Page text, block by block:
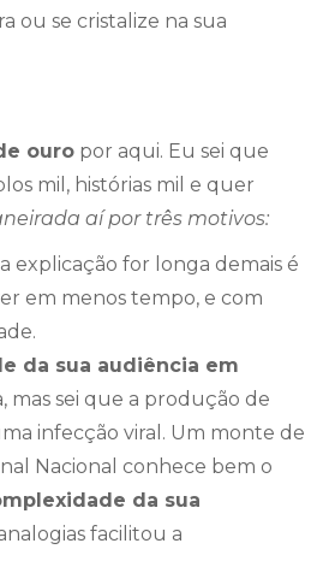
ou se cristalize na sua
ouro por aqui. Eu sei que
mil, histórias mil e quer
aí por três motivos:
explicação for longa demais é
em menos tempo, e com
da sua audiência em
mas sei que a produção de
infecção viral. Um monte de
Nacional conhece bem o
da sua
facilitou a